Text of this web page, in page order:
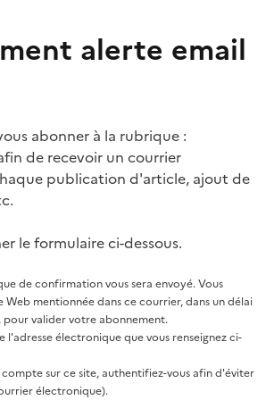
alerte email
abonner à la rubrique :
de recevoir un courrier
publication d'article, ajout de
le formulaire ci-dessous.
de confirmation vous sera envoyé. Vous
Web mentionnée dans ce courrier, dans un délai
pour valider votre abonnement.
l'adresse électronique que vous renseignez ci-
compte sur ce site, authentifiez-vous afin d'éviter
électronique).